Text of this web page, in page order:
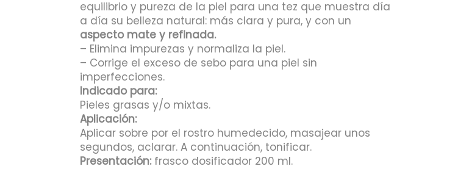
equilibrio y pureza de la piel para una tez que muestra día
a día su belleza natural: más clara y pura, y con un
aspecto mate y refinada.
– Elimina impurezas y normaliza la piel.
– Corrige el exceso de sebo para una piel sin
imperfecciones.
Indicado para:
Pieles grasas y/o mixtas.
Aplicación:
Aplicar sobre por el rostro humedecido, masajear unos
segundos, aclarar. A continuación, tonificar.
Presentación:frasco dosificador 200 ml.